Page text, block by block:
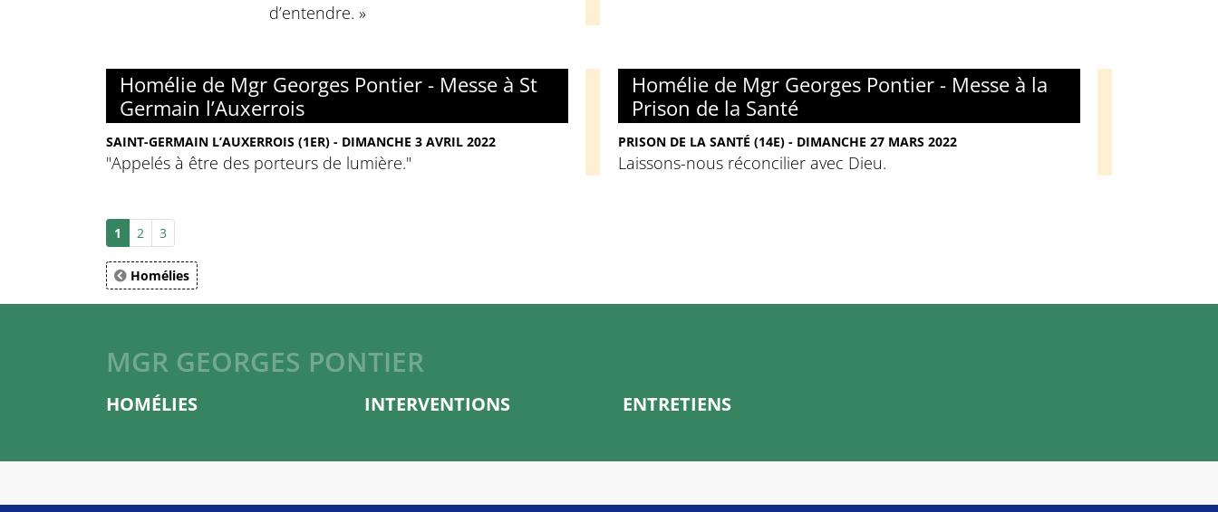
d’entendre. »
Homélie de Mgr Georges Pontier - Messe à St
Germain l’Auxerrois
SAINT-GERMAIN L’AUXERROIS (1ER) - DIMANCHE 3 AVRIL 2022
"Appelés à être des porteurs de lumière."
Homélie de Mgr Georges Pontier - Messe à la
Prison de la Santé
PRISON DE LA SANTÉ (14E) - DIMANCHE 27 MARS 2022
Laissons-nous réconcilier avec Dieu.
1 2 3
Homélies
MGR GEORGES PONTIER
HOMÉLIES INTERVENTIONS ENTRETIENS